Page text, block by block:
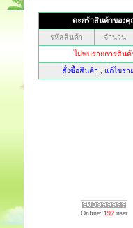
Online: 197 user